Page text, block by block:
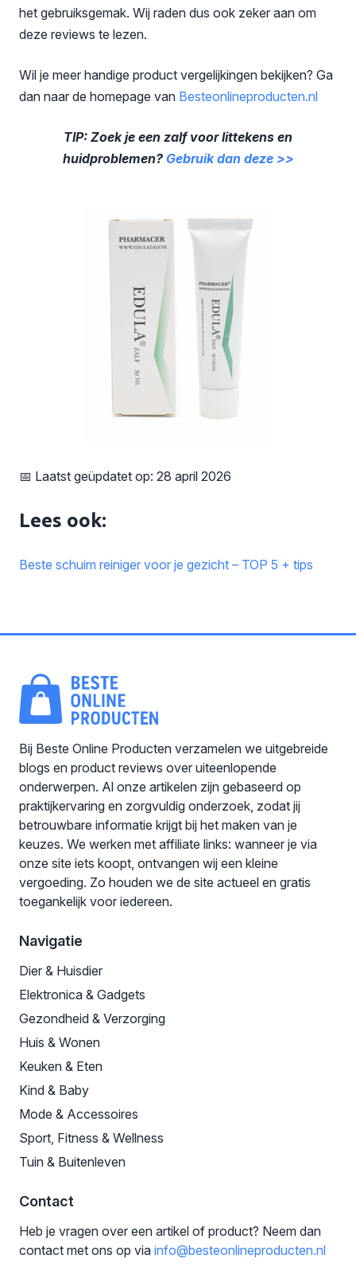
het gebruiksgemak. Wij raden dus ook zeker aan om
deze reviews te lezen.
Wil je meer handige product vergelijkingen bekijken? Ga
dan naar de homepage van Besteonlineproducten.nl
TIP: Zoek je een zalf voor littekens en
huidproblemen? Gebruik dan deze >>
📅 Laatst geüpdatet op: 28 april 2026
Lees ook:
Beste schuim reiniger voor je gezicht – TOP 5 + tips
Bij Beste Online Producten verzamelen we uitgebreide
blogs en product reviews over uiteenlopende
onderwerpen. Al onze artikelen zijn gebaseerd op
praktijkervaring en zorgvuldig onderzoek, zodat jij
betrouwbare informatie krijgt bij het maken van je
keuzes. We werken met affiliate links: wanneer je via
onze site iets koopt, ontvangen wij een kleine
vergoeding. Zo houden we de site actueel en gratis
toegankelijk voor iedereen.
Navigatie
Dier & Huisdier
Elektronica & Gadgets
Gezondheid & Verzorging
Huis & Wonen
Keuken & Eten
Kind & Baby
Mode & Accessoires
Sport, Fitness & Wellness
Tuin & Buitenleven
Contact
Heb je vragen over een artikel of product? Neem dan
contact met ons op via info@besteonlineproducten.nl